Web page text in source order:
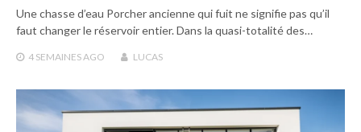
Une chasse d’eau Porcher ancienne qui fuit ne signifie pas qu’il
faut changer le réservoir entier. Dans la quasi-totalité des…
4 SEMAINESAGO LUCAS